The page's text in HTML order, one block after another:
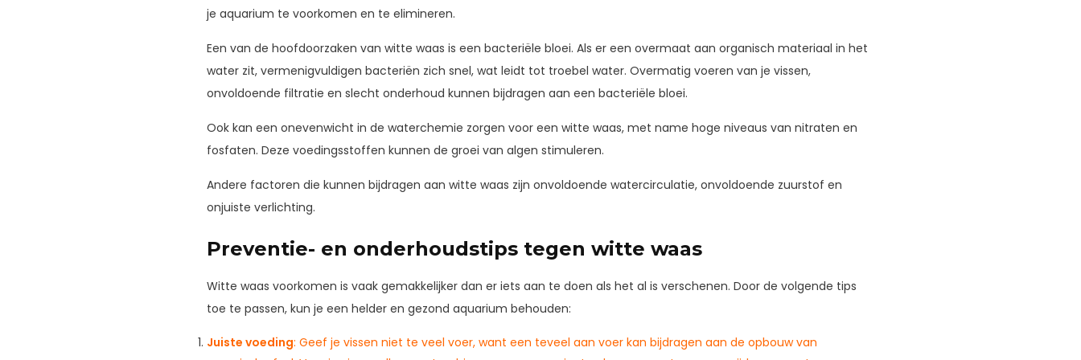
je aquarium te voorkomen en te elimineren.
Een van de hoofdoorzaken van witte waas is een bacteriële bloei. Als er een overmaat aan organisch materiaal in het
water zit, vermenigvuldigen bacteriën zich snel, wat leidt tot troebel water. Overmatig voeren van je vissen,
onvoldoende filtratie en slecht onderhoud kunnen bijdragen aan een bacteriële bloei.
Ook kan een onevenwicht in de waterchemie zorgen voor een witte waas, met name hoge niveaus van nitraten en
fosfaten. Deze voedingsstoffen kunnen de groei van algen stimuleren.
Andere factoren die kunnen bijdragen aan witte waas zijn onvoldoende watercirculatie, onvoldoende zuurstof en
onjuiste verlichting.
Preventie- en onderhoudstips tegen witte waas
Witte waas voorkomen is vaak gemakkelijker dan er iets aan te doen als het al is verschenen. Door de volgende tips
toe te passen, kun je een helder en gezond aquarium behouden:
Juiste voeding: Geef je vissen niet te veel voer, want een teveel aan voer kan bijdragen aan de opbouw van